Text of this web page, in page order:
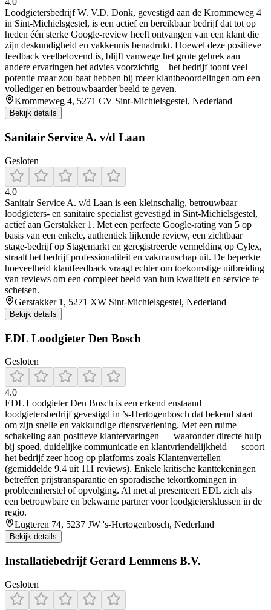
Loodgietersbedrijf W. V.D. Donk, gevestigd aan de Krommeweg 4
in Sint‑Michielsgestel, is een actief en bereikbaar bedrijf dat tot op
heden één sterke Google-review heeft ontvangen van een klant die
zijn deskundigheid en vakkennis benadrukt. Hoewel deze positieve
feedback veelbelovend is, blijft vanwege het grote gebrek aan
andere ervaringen het advies voorzichtig – het bedrijf toont veel
potentie maar zou baat hebben bij meer klantbeoordelingen om een
vollediger en betrouwbaarder beeld te geven.
Krommeweg 4, 5271 CV Sint-Michielsgestel, Nederland
Bekijk details
Sanitair Service A. v/d Laan
Gesloten
4.0
Sanitair Service A. v/d Laan is een kleinschalig, betrouwbaar
loodgieters- en sanitaire specialist gevestigd in Sint‑Michielsgestel,
actief aan Gerstakker 1. Met een perfecte Google-rating van 5 op
basis van een enkele, authentiek lijkende review, een zichtbaar
stage‑bedrijf op Stagemarkt en geregistreerde vermelding op Cylex,
straalt het bedrijf professionaliteit en vakmanschap uit. De beperkte
hoeveelheid klantfeedback vraagt echter om toekomstige uitbreiding
van reviews om een compleet beeld van hun kwaliteit en service te
schetsen.
Gerstakker 1, 5271 XW Sint-Michielsgestel, Nederland
Bekijk details
EDL Loodgieter Den Bosch
Gesloten
4.0
EDL Loodgieter Den Bosch is een erkend enstaand
loodgietersbedrijf gevestigd in ’s‑Hertogenbosch dat bekend staat
om zijn snelle en vakkundige dienstverlening. Met een ruime
schakeling aan positieve klantervaringen — waaronder directe hulp
bij spoed, duidelijke communicatie en klantvriendelijkheid — scoort
het bedrijf zeer hoog op platforms zoals Klantenvertellen
(gemiddelde 9.4 uit 111 reviews). Enkele kritische kanttekeningen
betreffen prijstransparantie en sporadische tekortkomingen in
probleemherstel of opvolging. Al met al presenteert EDL zich als
een betrouwbare en bekwame partner voor loodgietersklussen in de
regio.
Lugteren 74, 5237 JW 's-Hertogenbosch, Nederland
Bekijk details
Installatiebedrijf Gerard Lemmens B.V.
Gesloten